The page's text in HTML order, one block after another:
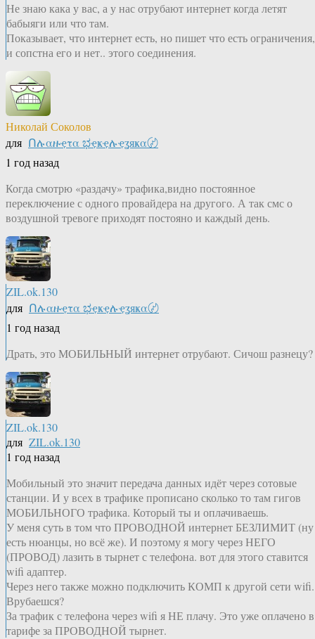
Не знаю кака у вас, а у нас отрубают интернет когда летят
бабыяги или что там.
Показывает, что интернет есть, но пишет что есть ограничения,
и сопстна его и нет.. этого соединения.
Николай Соколов
для Ոሉαዙҿτα ಭҿҝҿሉҿʓяҝα〄
1 год назад
Когда смотрю «раздачу» трафика,видно постоянное
переключение с одного провайдера на другого. А так смс о
воздушной тревоге приходят постояно и каждый день.
ZIL.ok.130
для Ոሉαዙҿτα ಭҿҝҿሉҿʓяҝα〄
1 год назад
Драть, это МОБИЛЬНЫЙ интернет отрубают. Сичош разнецу?
ZIL.ok.130
для ZIL.ok.130
1 год назад
Мобильный это значит передача данных идёт через сотовые
станции. И у всех в трафике прописано сколько то там гигов
МОБИЛЬНОГО трафика. Который ты и оплачиваешь.
У меня суть в том что ПРОВОДНОЙ интернет БЕЗЛИМИТ (ну
есть нюанцы, но всё же). И поэтому я могу через НЕГО
(ПРОВОД) лазить в тырнет с телефона. вот для этого ставится
wifi адаптер.
Через него также можно подключить КОМП к другой сети wifi.
Врубаешся?
За трафик с телефона через wifi я НЕ плачу. Это уже оплачено в
тарифе за ПРОВОДНОЙ тырнет.